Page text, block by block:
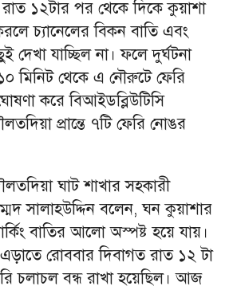
১২টার পর থেকে দিকে কুয়াশা
চ্যানেলের বিকন বাতি এবং
দেখা যাচ্ছিল না। ফলে দুর্ঘটনা
মিনিট থেকে এ নৌরুটে ফেরি
করে বিআইডব্লিউটিসি
প্রান্তে ৭টি ফেরি নোঙর
ঘাট শাখার সহকারী
সালাহউদ্দিন বলেন, ঘন কুয়াশার
বাতির আলো অস্পষ্ট হয়ে যায়।
রোববার দিবাগত রাত ১২ টা
চলাচল বন্ধ রাখা হয়েছিল। আজ